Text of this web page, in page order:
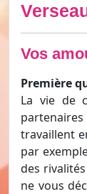
Vos
Première
La vie de
travaillent
par
des
ne vous